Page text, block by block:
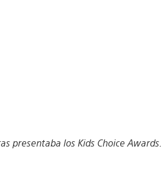
presentaba los Kids Choice Awards.